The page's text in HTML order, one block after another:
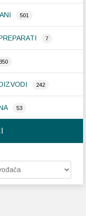
501
7
242
53